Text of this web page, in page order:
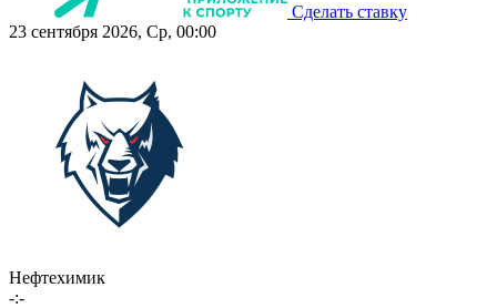
Сделать ставку
23 сентября 2026, Ср, 00:00
Нефтехимик
-:-